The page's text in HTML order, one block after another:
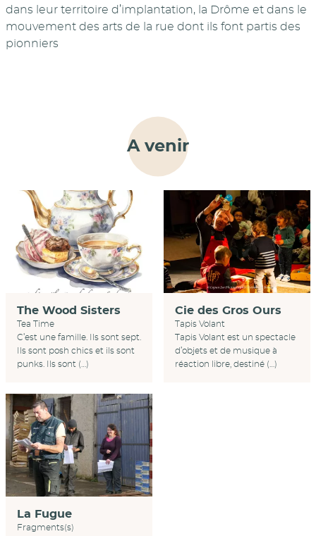
dans leur territoire d’implantation, la Drôme et dans le
mouvement des arts de la rue dont ils font partis des
pionniers
A venir
The Wood Sisters
Tea Time
C’est une famille. Ils sont sept.
Ils sont posh chics et ils sont
punks. Ils sont (…)
Cie des Gros Ours
Tapis Volant
Tapis Volant est un spectacle
d’objets et de musique à
réaction libre, destiné (…)
La Fugue
Fragments(s)